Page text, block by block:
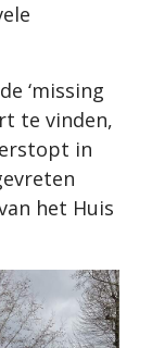
‘missing
te vinden,
in
het Huis